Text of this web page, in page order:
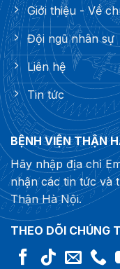
Giới thiệu - Về
Đội ngũ nhân sự
Liên hệ
Tin tức
BỆNH VIỆN THẬN
Hãy nhập địa chỉ
nhận các tin tức và
Thận Hà Nội.
THEO DÕI CHÚNG